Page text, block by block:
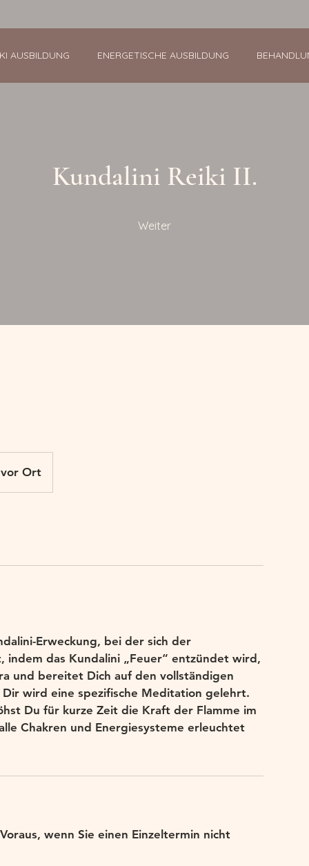
AUSBILDUNG ENERGETISCHE AUSBILDUNG
Kundalini Reiki II.
Weiter
Ort
Erweckung, bei der sich der
das Kundalini „Feuer“ entzündet wird,
und bereitet Dich auf den vollständigen
wird eine spezifische Meditation gelehrt.
Du für kurze Zeit die Kraft der Flamme im
Chakren und Energiesysteme erleuchtet
wenn Sie einen Einzeltermin nicht